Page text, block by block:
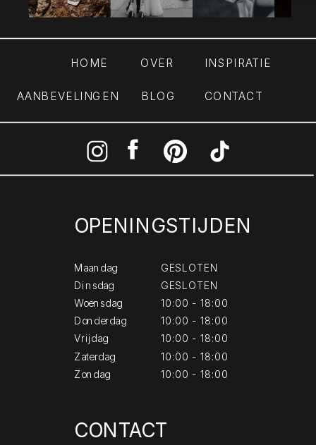
CONTACT
BLOG
INSPIRATIE
OVER
HOME
AANBEVELINGEN
OPENINGSTIJDEN
CONTACT
Maandag
Dinsdag
Woensdag
Donderdag
Vrijdag
Zaterdag
Zondag
GESLOTEN
GESLOTEN
10:00 - 18:00
10:00 - 18:00
10:00 - 18:00
10:00 - 18:00
10:00 - 18:00